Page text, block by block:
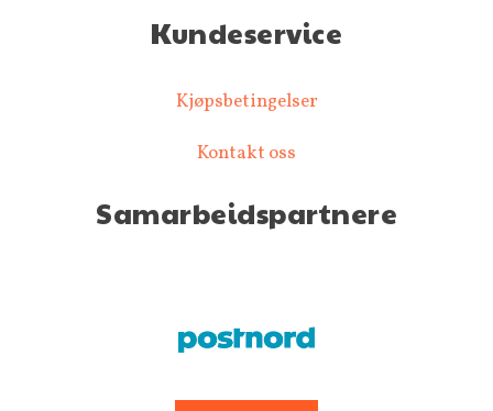
Kundeservice
Kjøpsbetingelser
Kontakt oss
Samarbeidspartnere